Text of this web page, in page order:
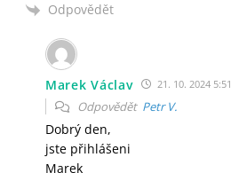
Odpovědět
Marek Václav 21. 10. 2024 5:51
Odpovědět Petr V.
Dobrý den,
jste přihlášeni
Marek